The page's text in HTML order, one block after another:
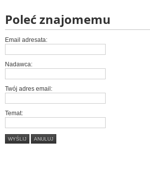
Poleć znajomemu
Email adresata:
Nadawca:
Twój adres email:
Temat:
WYŚLIJ ANULUJ